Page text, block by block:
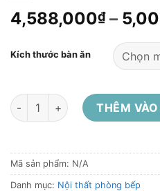
4,588,000₫–
Kích thước bàn ăn
Bàn ăn gia đình Hòa Phát
THÊM
Mã sản phẩm: N/A
Danh mục: Nội thất phòng bếp